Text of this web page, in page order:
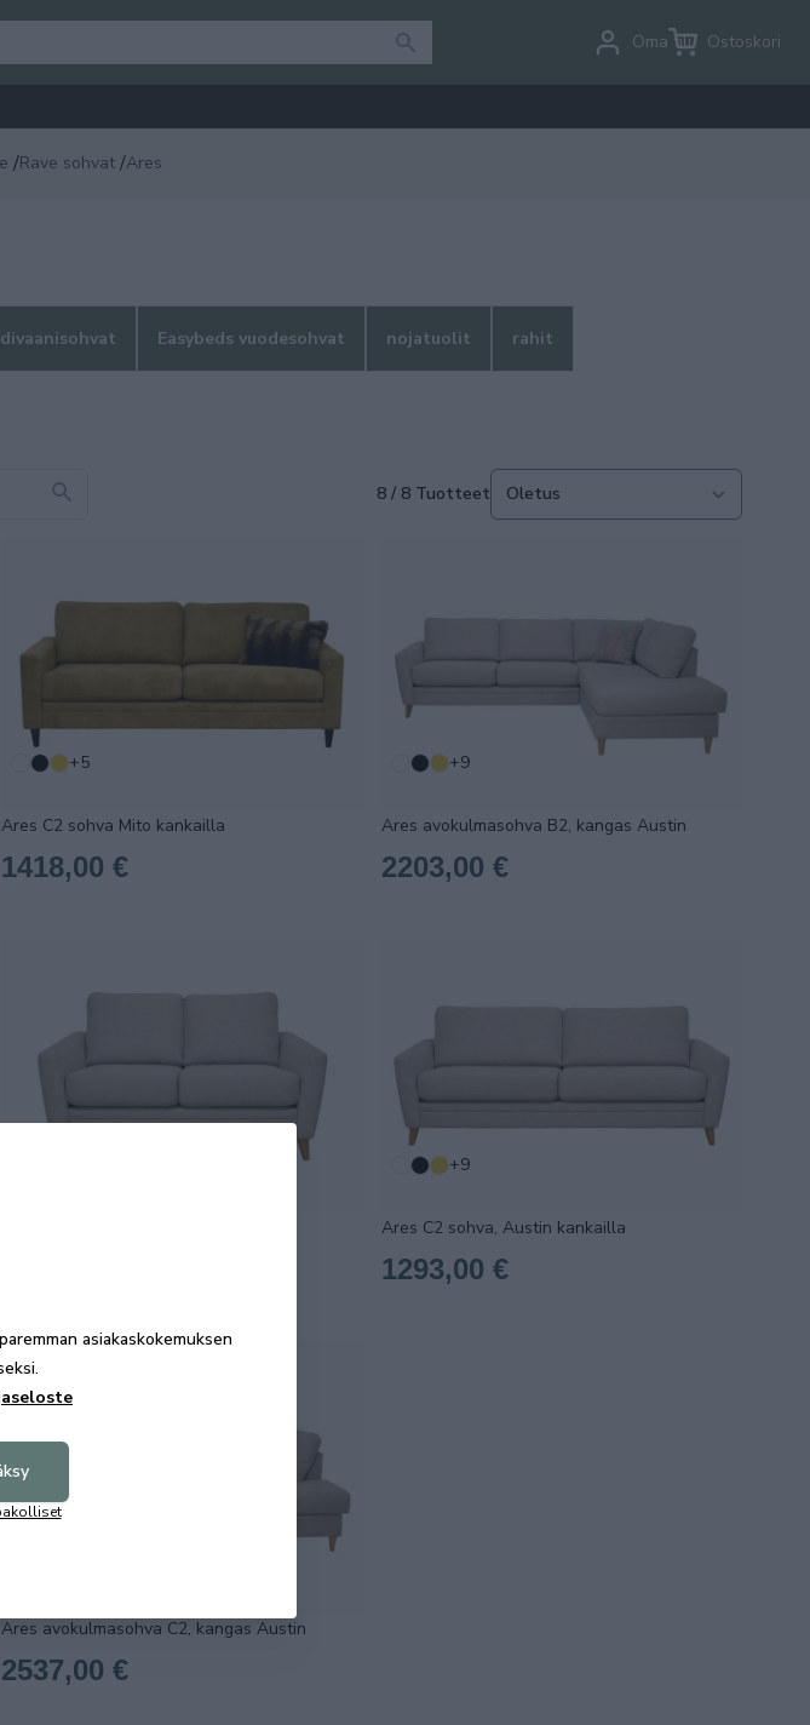
Oma tili Ostoskori
/Rave sohvat /Ares
Easybeds vuodesohvat nojatuolit rahit
8 / 8 Tuotteet
+5
Ares C2 sohva Mito kankailla
1418,00 €
+9
Ares avokulmasohva B2, kangas Austin
2203,00 €
+9
Ares C2 sohva, Austin kankailla
1293,00 €
Ares avokulmasohva C2, kangas Austin
2537,00 €
asiakaskokemuksen